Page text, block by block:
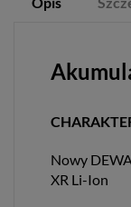
Nowy
XR Li-Ion